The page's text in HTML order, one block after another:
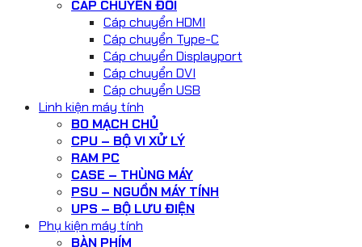
CÁP CHUYỂN ĐỔI
Cáp chuyển HDMI
Cáp chuyển Type-C
Cáp chuyển Displayport
Cáp chuyển DVI
Cáp chuyển USB
Linh kiện máy tính
BO MẠCH CHỦ
CPU – BỘ VI XỬ LÝ
RAM PC
CASE – THÙNG MÁY
PSU – NGUỒN MÁY TÍNH
UPS – BỘ LƯU ĐIỆN
Phụ kiện máy tính
BÀN PHÍM